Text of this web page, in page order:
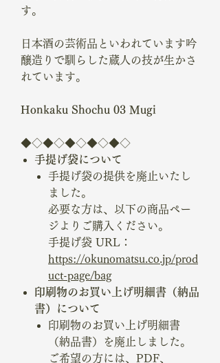
す。
日本酒の芸術品といわれています吟
醸造りで馴らした蔵人の技が生かさ
れています。
Honkaku Shochu 03 Mugi
◆◇◆◇◆◇◆◇◆◇
手提げ袋について
手提げ袋の提供を廃止いたし
ました。
必要な方は、以下の商品ペー
ジよりご購入ください。
手提げ袋 URL：
https://okunomatsu.co.jp/prod
uct-page/bag
印刷物のお買い上げ明細書（納品
書）について
印刷物のお買い上げ明細書
（納品書）を廃止しました。
ご希望の方には、PDF、